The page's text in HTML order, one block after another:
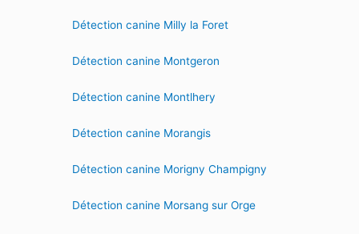
Détection canine Milly la Foret
Détection canine Montgeron
Détection canine Montlhery
Détection canine Morangis
Détection canine Morigny Champigny
Détection canine Morsang sur Orge